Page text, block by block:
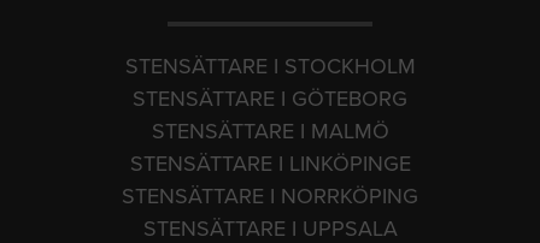
STENSÄTTARE I STOCKHOLM
STENSÄTTARE I GÖTEBORG
STENSÄTTARE I MALMÖ
STENSÄTTARE I LINKÖPINGE
STENSÄTTARE I NORRKÖPING
STENSÄTTARE I UPPSALA